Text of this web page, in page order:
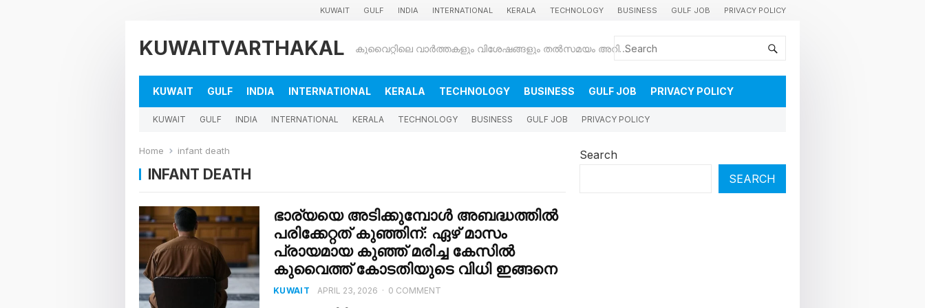
KUWAIT GULF INDIA INTERNATIONAL KERALA TECHNOLOGY BUSINESS GULF JOB PRIVACY POLICY
KUWAITVARTHAKAL കുവൈറ്റിലെ വാർത്തകളും വിശേഷങ്ങളും തൽസമയം അറിയാൻ
KUWAIT GULF INDIA INTERNATIONAL KERALA TECHNOLOGY BUSINESS GULF JOB PRIVACY POLICY
KUWAIT GULF INDIA INTERNATIONAL KERALA TECHNOLOGY BUSINESS GULF JOB PRIVACY POLICY
Home infant death
INFANT DEATH
ഭാര്യയെ അടിക്കുമ്പോൾ അബദ്ധത്തിൽ
പരിക്കേറ്റത് കുഞ്ഞിന്: ഏഴ് മാസം
പ്രായമായ കുഞ്ഞ് മരിച്ച കേസിൽ
കുവൈത്ത് കോടതിയുടെ വിധി ഇങ്ങനെ
KUWAIT APRIL 23, 2026 · 0 COMMENT
Search
SEARCH